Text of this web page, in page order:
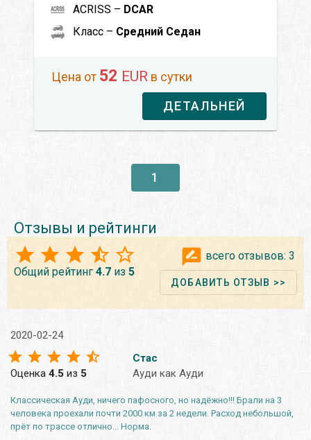
ACRISS – DCAR
Класс – Средний Седан
Цена от 52 EUR в сутки
ДЕТАЛЬНЕЙ
1
Отзывы и рейтинги
Общий рейтинг 4.7 из 5
всего отзывов: 3
ДОБАВИТЬ ОТЗЫВ >>
2020-02-24
Оценка 4.5 из 5
Стас
Ауди как Ауди
Классическая Ауди, ничего пафосного, но надёжно!!! Брали на 3
человека проехали почти 2000 км за 2 недели. Расход небольшой,
прёт по трассе отлично... Норма.